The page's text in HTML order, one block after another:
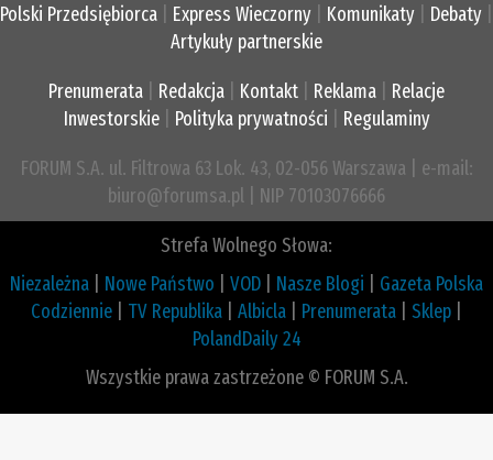
Polski Przedsiębiorca Express Wieczorny Komunikaty Debaty
Artykuły partnerskie
Prenumerata Redakcja Kontakt Reklama
Relacje
Inwestorskie| Polityka prywatności Regulaminy
FORUM S.A. ul. Filtrowa 63 Lok. 43, 02-056 Warszawa | e-mail:
biuro@forumsa.pl | NIP 70103076666
Strefa Wolnego Słowa:
Niezależna
Nowe Państwo VOD Nasze Blogi
Gazeta Polska
Codziennie
TV Republika Albicla Prenumerata Sklep
PolandDaily 24
Wszystkie prawa zastrzeżone © FORUM S.A.